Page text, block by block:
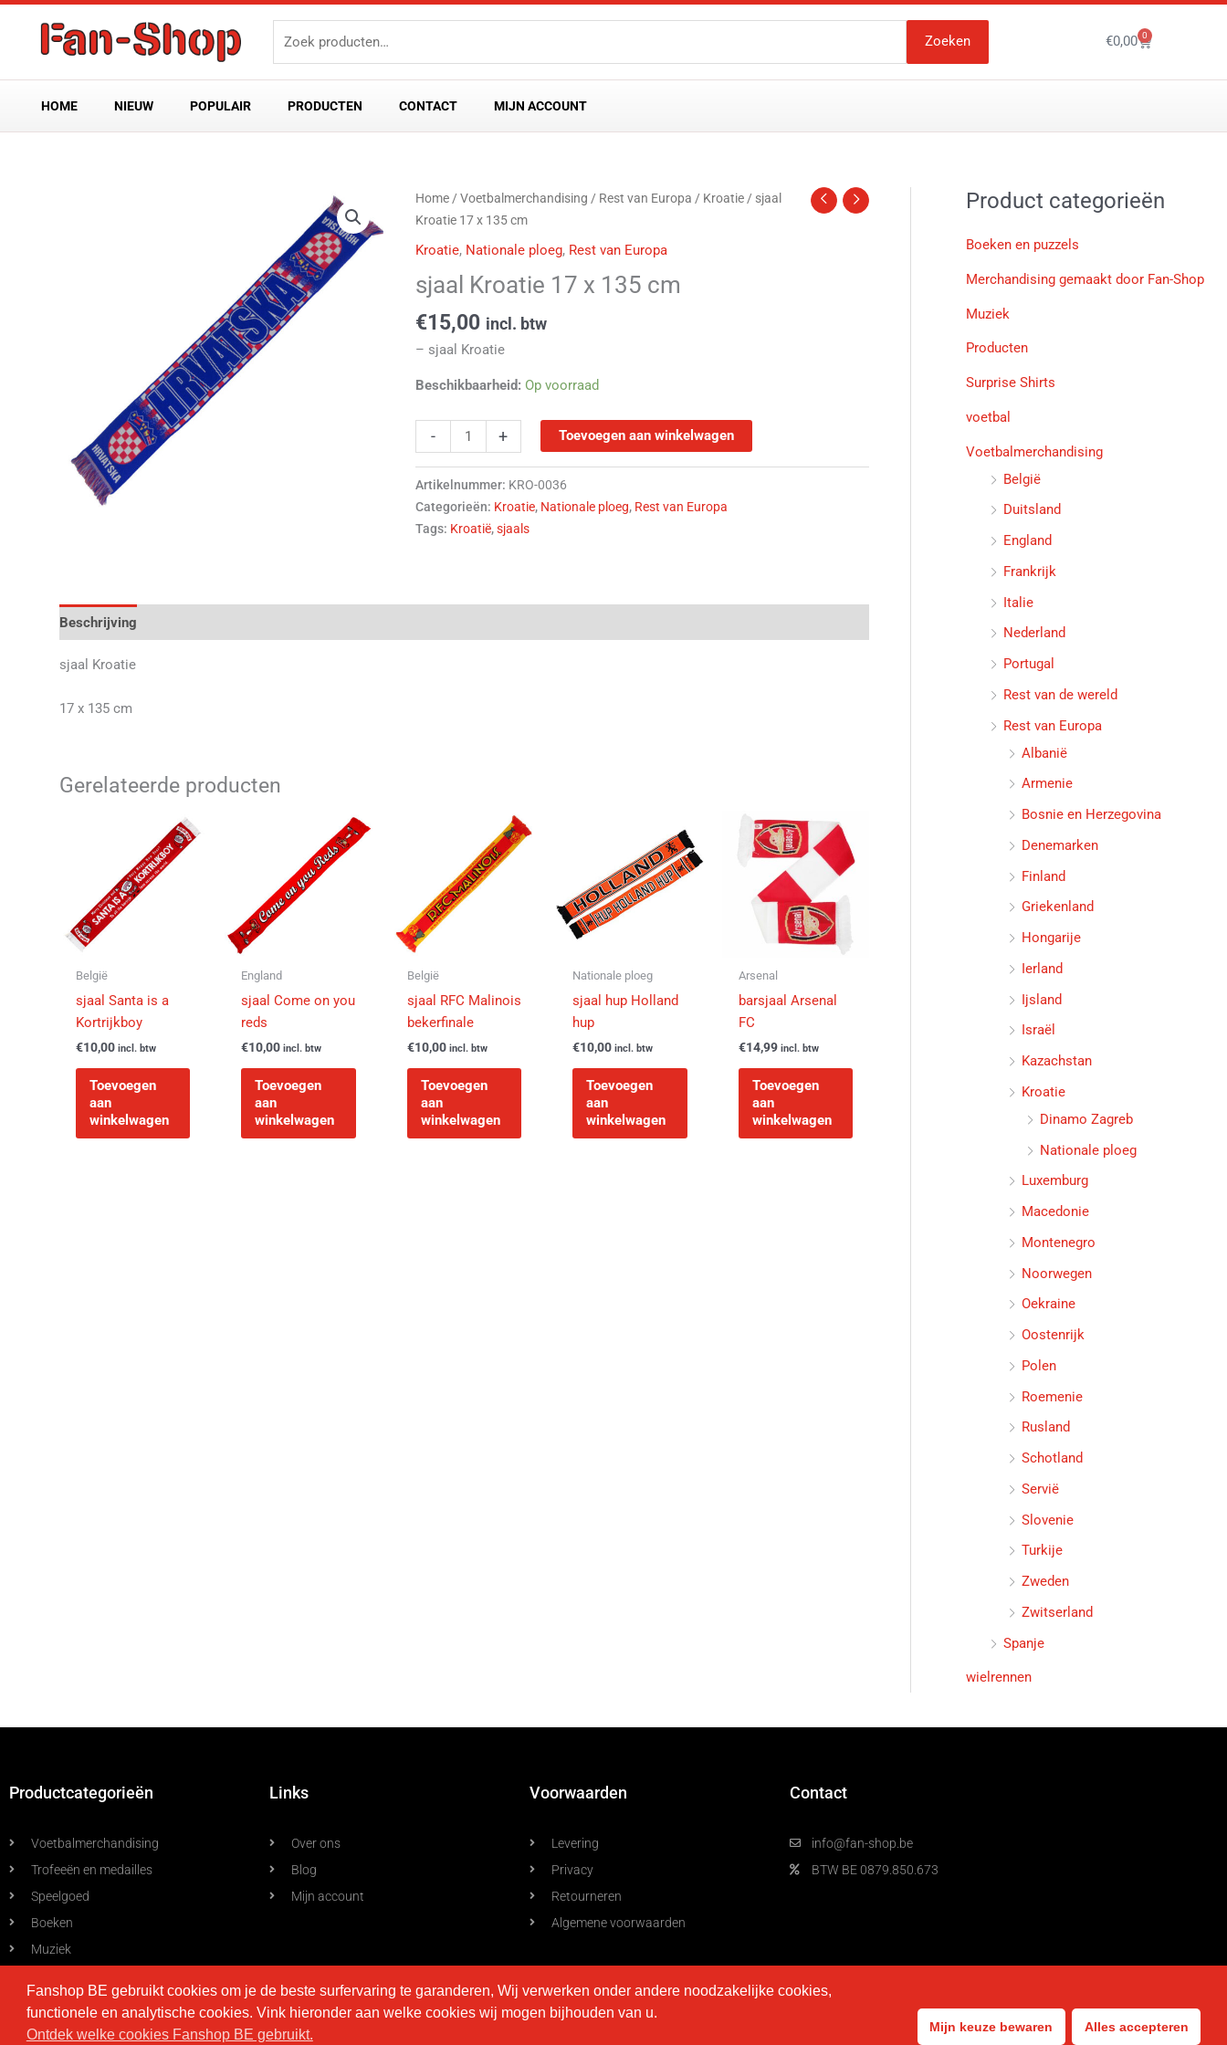
Ga
inhoud
naar:
Zoeken €0,00 0
Winkelwagen
HOME NIEUW POPULAIR PRODUCTEN CONTACT MIJN ACCOUNT
Home /Voetbalmerchandising / Rest van Europa / Kroatie / sjaal
Kroatie 17 x 135 cm
Kroatie, Nationale ploeg, Rest van Europa
sjaal Kroatie 17 x 135 cm
€15,00 incl. btw
– sjaal Kroatie
Beschikbaarheid: Op voorraad
-
sjaal
Kroatie
17
135
aantal
+ Toevoegen aan winkelwagen
Artikelnummer: KRO-0036
Categorieën: Kroatie, Nationale ploeg, Rest van Europa
Tags: Kroatië,sjaals
Beschrijving
sjaal Kroatie
17 x 135 cm
Gerelateerde producten
België
sjaal Santa is a
Kortrijkboy
€10,00 incl. btw
Toevoegen
aan
winkelwagen
England
sjaal Come on you
reds
€10,00 incl. btw
Toevoegen
aan
winkelwagen
België
sjaal RFC Malinois
bekerfinale
€10,00 incl. btw
Toevoegen
aan
winkelwagen
Nationale ploeg
sjaal hup Holland
hup
€10,00 incl. btw
Toevoegen
aan
winkelwagen
Arsenal
barsjaal Arsenal
FC
€14,99 incl. btw
Toevoegen
aan
winkelwagen
Product categorieën
Boeken en puzzels
Merchandising gemaakt door Fan-Shop
Muziek
Producten
Surprise Shirts
voetbal
Voetbalmerchandising
België
Duitsland
England
Frankrijk
Italie
Nederland
Portugal
Rest van de wereld
Rest van Europa
Albanië
Armenie
Bosnie en Herzegovina
Denemarken
Finland
Griekenland
Hongarije
Ierland
Ijsland
Israël
Kazachstan
Kroatie
Dinamo Zagreb
Nationale ploeg
Luxemburg
Macedonie
Montenegro
Noorwegen
Oekraine
Oostenrijk
Polen
Roemenie
Rusland
Schotland
Servië
Slovenie
Turkije
Zweden
Zwitserland
Spanje
wielrennen
Productcategorieën
Voetbalmerchandising
Trofeeën en medailles
Speelgoed
Boeken
Muziek
Links
Over ons
Blog
Mijn account
Voorwaarden
Levering
Privacy
Retourneren
Algemene voorwaarden
Contact
info@fan-shop.be
BTW BE 0879.850.673
Fanshop BE gebruikt cookies om je de beste surfervaring te garanderen, Wij verwerken onder andere noodzakelijke cookies,
functionele en analytische cookies. Vink hieronder aan welke cookies wij mogen bijhouden van u.
Ontdek welke cookies Fanshop BE gebruikt.
Mijn keuze bewaren Alles accepteren